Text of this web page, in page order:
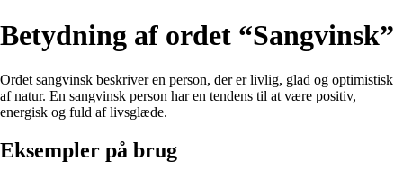
Betydning af ordet “Sangvinsk”
Ordet sangvinsk beskriver en person, der er livlig, glad og optimistisk
af natur. En sangvinsk person har en tendens til at være positiv,
energisk og fuld af livsglæde.
Eksempler på brug